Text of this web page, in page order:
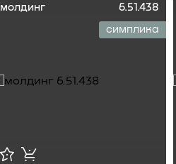
молдинг 6.51.438
симплика